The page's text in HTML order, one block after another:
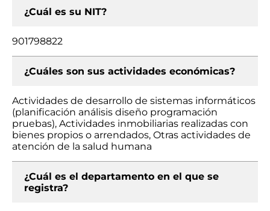
¿Cuál es su NIT?
901798822
¿Cuáles son sus actividades económicas?
Actividades de desarrollo de sistemas informáticos
(planificación análisis diseño programación
pruebas), Actividades inmobiliarias realizadas con
bienes propios o arrendados, Otras actividades de
atención de la salud humana
¿Cuál es el departamento en el que se
registra?